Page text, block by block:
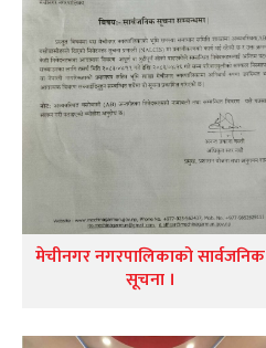
मेचीनगर नगरपालिकाको सार्वजनिक
सूचना ।